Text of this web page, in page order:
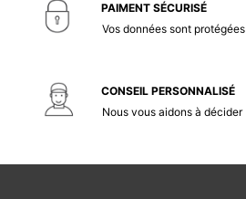
PAIMENT SÉCURISÉ
Vos données sont protégées
CONSEIL PERSONNALISÉ
Nous vous aidons à décider